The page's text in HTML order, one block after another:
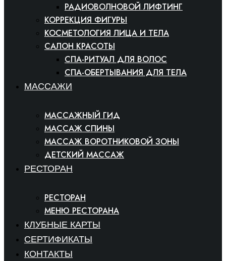
РАДИОВОЛНОВОЙ ЛИФТИНГ
КОРРЕКЦИЯ ФИГУРЫ
КОСМЕТОЛОГИЯ ЛИЦА И ТЕЛА
САЛОН КРАСОТЫ
СПА-РИТУАЛ ДЛЯ ВОЛОС
СПА-ОБЕРТЫВАНИЯ ДЛЯ ТЕЛА
МАССАЖИ
МАССАЖНЫЙ ГИД
МАССАЖ СПИНЫ
МАССАЖ ВОРОТНИКОВОЙ ЗОНЫ
ДЕТСКИЙ МАССАЖ
РЕСТОРАН
РЕСТОРАН
МЕНЮ РЕСТОРАНА
КЛУБНЫЕ КАРТЫ
СЕРТИФИКАТЫ
КОНТАКТЫ